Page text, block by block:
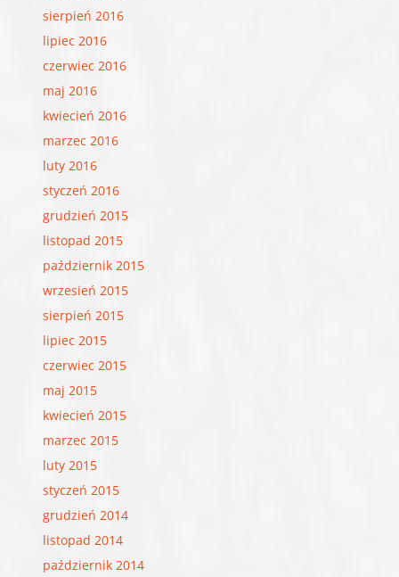
sierpień 2016
lipiec 2016
czerwiec 2016
maj 2016
kwiecień 2016
marzec 2016
luty 2016
styczeń 2016
grudzień 2015
listopad 2015
październik 2015
wrzesień 2015
sierpień 2015
lipiec 2015
czerwiec 2015
maj 2015
kwiecień 2015
marzec 2015
luty 2015
styczeń 2015
grudzień 2014
listopad 2014
październik 2014